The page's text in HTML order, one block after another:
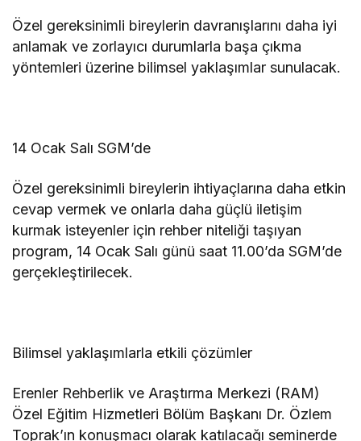
Özel gereksinimli bireylerin davranışlarını daha iyi
anlamak ve zorlayıcı durumlarla başa çıkma
yöntemleri üzerine bilimsel yaklaşımlar sunulacak.
14 Ocak Salı SGM’de
Özel gereksinimli bireylerin ihtiyaçlarına daha etkin
cevap vermek ve onlarla daha güçlü iletişim
kurmak isteyenler için rehber niteliği taşıyan
program, 14 Ocak Salı günü saat 11.00’da SGM’de
gerçekleştirilecek.
Bilimsel yaklaşımlarla etkili çözümler
Erenler Rehberlik ve Araştırma Merkezi (RAM)
Özel Eğitim Hizmetleri Bölüm Başkanı Dr. Özlem
Toprak’ın konuşmacı olarak katılacağı seminerde